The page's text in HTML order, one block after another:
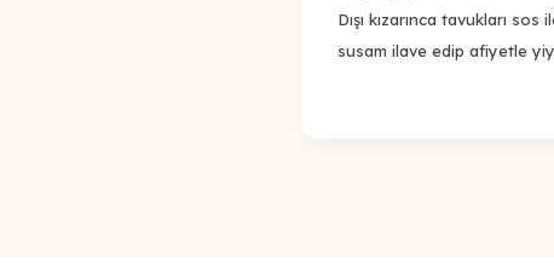
Dışı kızarınca tavukları
susam ilave edip afiyetle